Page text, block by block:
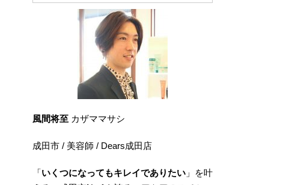
風間将至 カザママサシ
成田市 / 美容師 / Dears成田店
「いくつになってもキレイでありたい 」を叶